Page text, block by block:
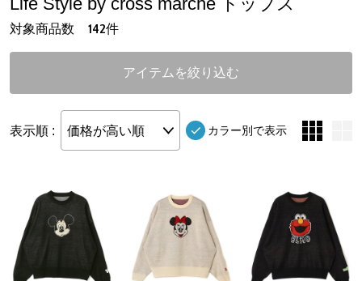
対象商品数 142件
Life Style by cross marche トップス
アイテムを絞り込む
表示順 : 価格が高い順 カラー別で表示